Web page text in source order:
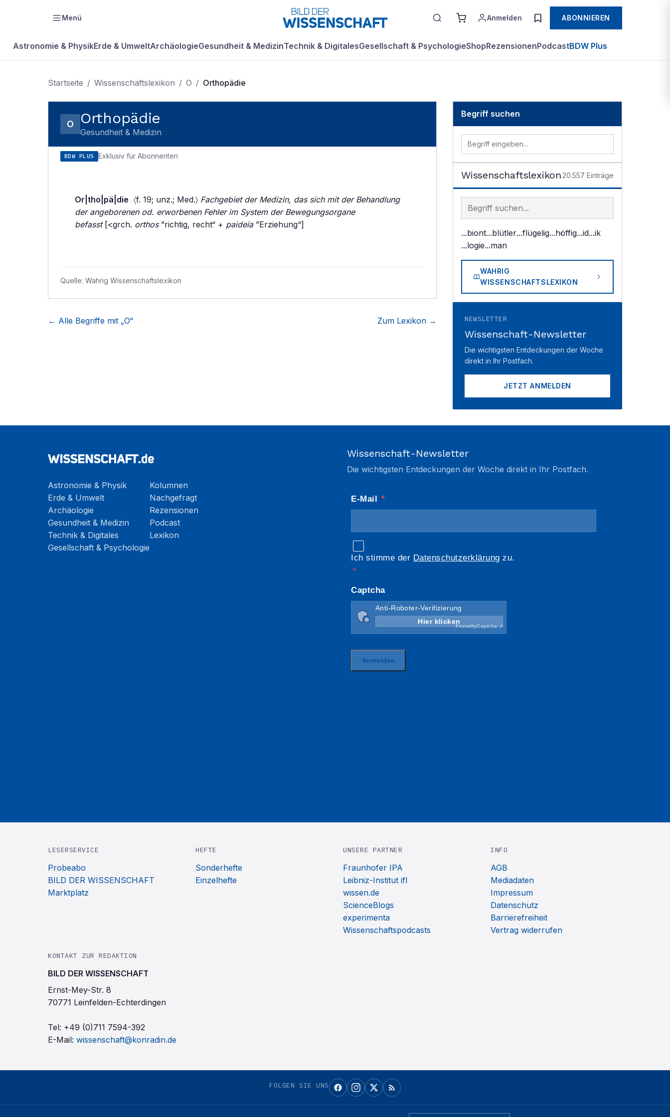
Menü Anmelden ABONNIEREN
Astronomie & PhysikErde & UmweltArchäologieGesundheit & MedizinTechnik & DigitalesGesellschaft & PsychologieShopRezensionenPodcastBDW Plus
Startseite / Wissenschaftslexikon / O / Orthopädie
O Orthopädie
Gesundheit & Medizin
BDW PLUS Exklusiv für Abonnenten
Or|tho|pä|die 〈f. 19; unz.; Med.〉 Fachgebiet der Medizin, das sich mit der Behandlung
der angeborenen od. erworbenen Fehler im System der Bewegungsorgane
befasst[<grch. orthos”richtig, recht“ + paideia”Erziehung“]
Quelle: Wahrig Wissenschaftslexikon
← Alle Begriffe mit „O“ Zum Lexikon →
Begriff suchen
Wissenschaftslexikon 20.557 Einträge
Begriff im Lexikon suchen
...biont...blütler...flügelig...höffig...id...ik
...logie...man
WAHRIG
WISSENSCHAFTSLEXIKON
NEWSLETTER
Wissenschaft-Newsletter
Die wichtigsten Entdeckungen der Woche
direkt in Ihr Postfach.
JETZT ANMELDEN
Astronomie & Physik
Erde & Umwelt
Archäologie
Gesundheit & Medizin
Technik & Digitales
Gesellschaft & Psychologie
Kolumnen
Nachgefragt
Rezensionen
Podcast
Lexikon
Wissenschaft-Newsletter
Die wichtigsten Entdeckungen der Woche direkt in Ihr Postfach.
LESERSERVICE
Probeabo
BILD DER WISSENSCHAFT
Marktplatz
HEFTE
Sonderhefte
Einzelhefte
UNSERE PARTNER
Fraunhofer IPA
Leibniz-Institut ifl
wissen.de
ScienceBlogs
experimenta
Wissenschaftspodcasts
INFO
AGB
Mediadaten
Impressum
Datenschutz
Barrierefreiheit
Vertrag widerrufen
KONTAKT ZUR REDAKTION
BILD DER WISSENSCHAFT
Ernst-Mey-Str. 8
70771 Leinfelden-Echterdingen
Tel: +49 (0)711 7594-392
E-Mail: wissenschaft@konradin.de
FOLGEN SIE UNS